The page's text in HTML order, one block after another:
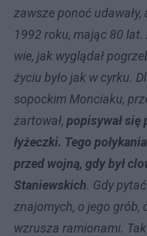
zawsze ponoć udawały,
1992 roku, mając 80
wie, jak wyglądał
życiu było jak w cyrku.
sopockim Monciaku,
żartował, popisywał się
łyżeczki. Tego
przed wojną, gdy był
Staniewskich. Gdy
znajomych, o jego grób,
wzrusza ramionami.